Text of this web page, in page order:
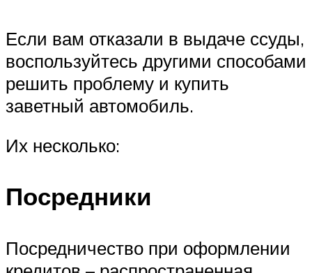
Если вам отказали в выдаче ссуды,
воспользуйтесь другими способами
решить проблему и купить
заветный автомобиль.
Их несколько:
Посредники
Посредничество при оформлении